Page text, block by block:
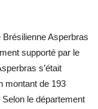
Asperbras
supporté par le
s’était
montant de 193
le département